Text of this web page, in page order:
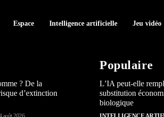
Espace Intelligence artificielle Jeu vidéo
? De la
d’extinction
Populaire
L’IA peut-elle
substitution
biologique